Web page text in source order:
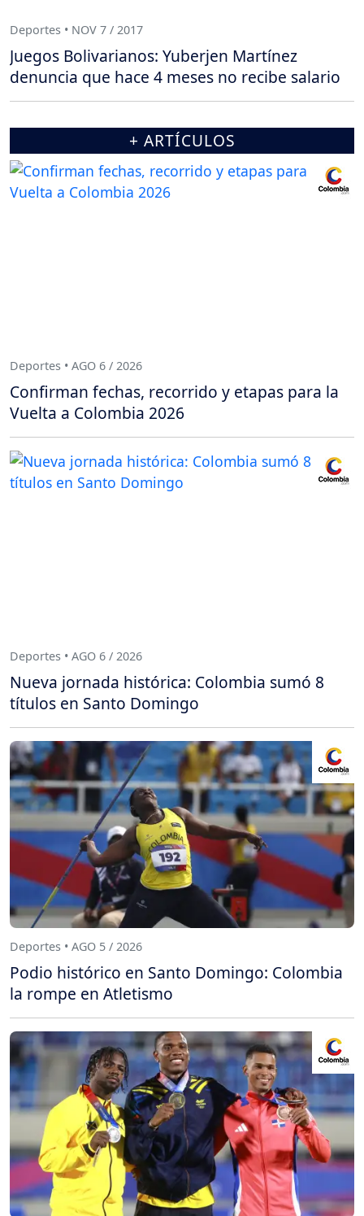
Deportes • NOV 7 / 2017
Juegos Bolivarianos: Yuberjen Martínez
denuncia que hace 4 meses no recibe salario
+ ARTÍCULOS
Deportes • AGO 6 / 2026
Confirman fechas, recorrido y etapas para la
Vuelta a Colombia 2026
Deportes • AGO 6 / 2026
Nueva jornada histórica: Colombia sumó 8
títulos en Santo Domingo
Deportes • AGO 5 / 2026
Podio histórico en Santo Domingo: Colombia
la rompe en Atletismo